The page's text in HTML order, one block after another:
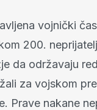
vojnički
200.
da održavaju
za vojskom
Prave nakane